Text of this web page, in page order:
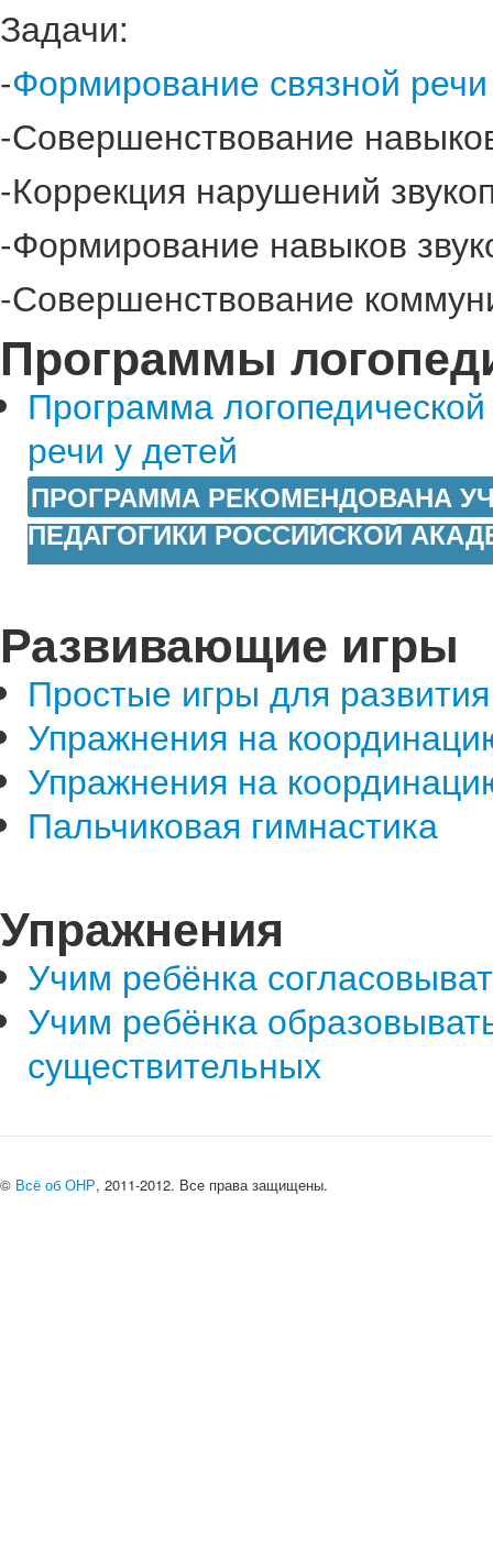
Задачи:
-Формирование связной речи
-Совершенствование
-Коррекция нарушений
-Формирование навыков
-Совершенствование
Программы
Программа
речи у детей
ПРОГРАММА РЕКОМЕНДОВАНА
ПЕДАГОГИКИ РОССИЙСКОЙ
Развивающие игры
Простые игры для
Упражнения на
Упражнения на
Пальчиковая гимнастика
Упражнения
Учим ребёнка
Учим ребёнка
существительных
© Всё об ОНР, 2011-2012. Все права защищены.